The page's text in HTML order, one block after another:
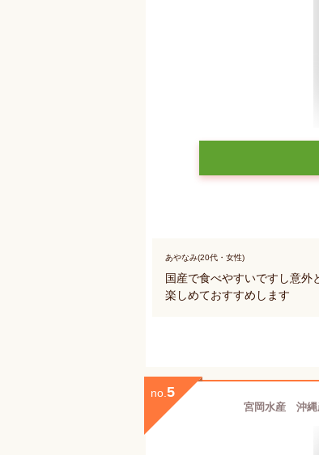
あやなみ(20代・女性)
国産で食べやすいですし意外
楽しめておすすめします
no. 5
宮岡水産 沖縄